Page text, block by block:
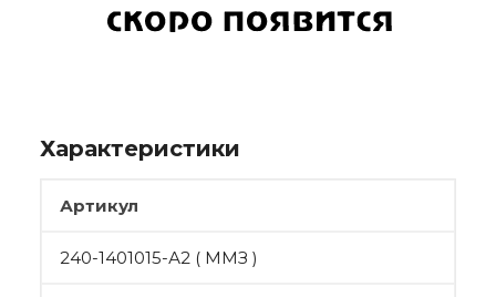
Характеристики
Артикул
240-1401015-А2 ( ММЗ )